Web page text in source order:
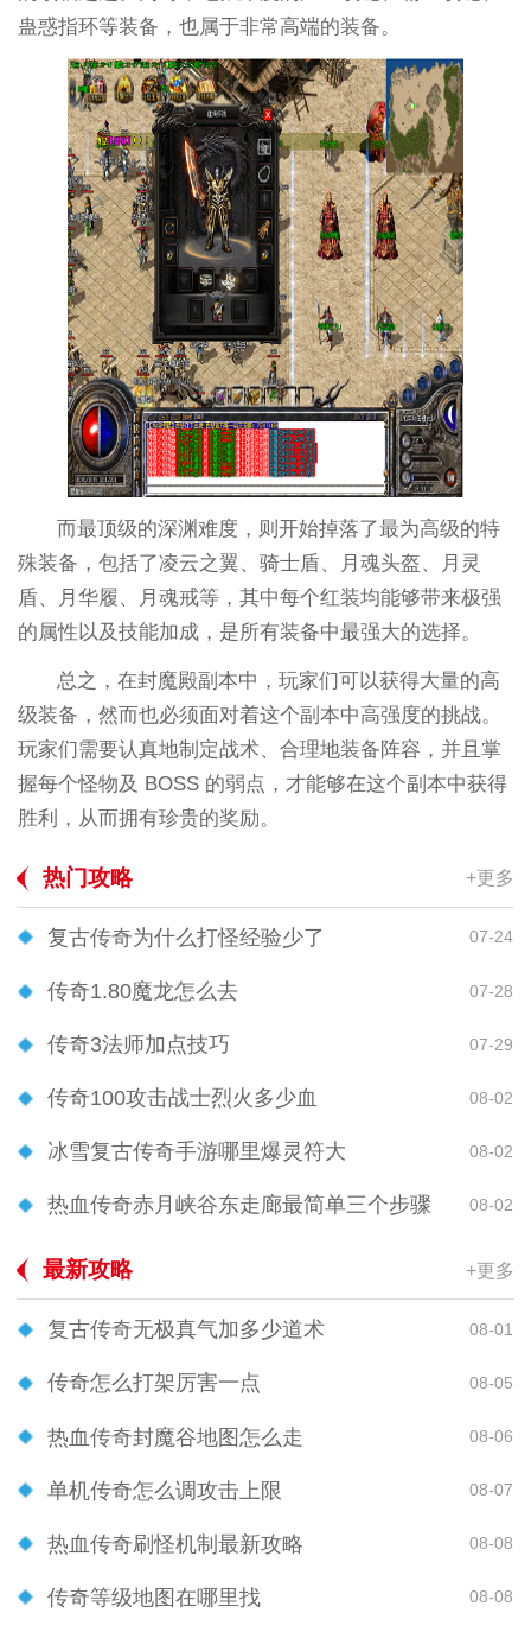
蛊惑指环等装备，也属于非常高端的装备。
而最顶级的深渊难度，则开始掉落了最为高级的特
殊装备，包括了凌云之翼、骑士盾、月魂头盔、月灵
盾、月华履、月魂戒等，其中每个红装均能够带来极强
的属性以及技能加成，是所有装备中最强大的选择。
总之，在封魔殿副本中，玩家们可以获得大量的高
级装备，然而也必须面对着这个副本中高强度的挑战。
玩家们需要认真地制定战术、合理地装备阵容，并且掌
握每个怪物及 BOSS 的弱点，才能够在这个副本中获得
胜利，从而拥有珍贵的奖励。
热门攻略 +更多
复古传奇为什么打怪经验少了 07-24
传奇1.80魔龙怎么去 07-28
传奇3法师加点技巧 07-29
传奇100攻击战士烈火多少血 08-02
冰雪复古传奇手游哪里爆灵符大 08-02
热血传奇赤月峡谷东走廊最简单三个步骤 08-02
最新攻略 +更多
复古传奇无极真气加多少道术 08-01
传奇怎么打架厉害一点 08-05
热血传奇封魔谷地图怎么走 08-06
单机传奇怎么调攻击上限 08-07
热血传奇刷怪机制最新攻略 08-08
传奇等级地图在哪里找 08-08